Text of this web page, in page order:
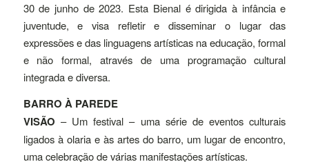
30 de junho de 2023. Esta Bienal é dirigida à infância e
juventude, e visa refletir e disseminar o lugar das
expressões e das linguagens artísticas na educação, formal
e não formal, através de uma programação cultural
integrada e diversa.
BARRO À PAREDE
VISÃO – Um festival – uma série de eventos culturais
ligados à olaria e às artes do barro, um lugar de encontro,
uma celebração de várias manifestações artísticas.